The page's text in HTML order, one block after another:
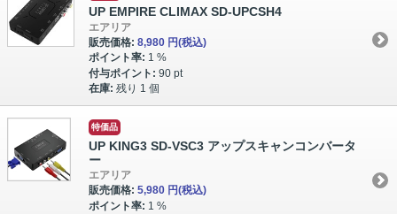
UP EMPIRE CLIMAX SD-UPCSH4
エアリア
販売価格: 8,980 円(税込)
ポイント率: 1 %
付与ポイント: 90 pt
在庫: 残り 1 個
特価品
UP KING3 SD-VSC3 アップスキャンコンバータ
ー
エアリア
販売価格: 5,980 円(税込)
ポイント率: 1 %